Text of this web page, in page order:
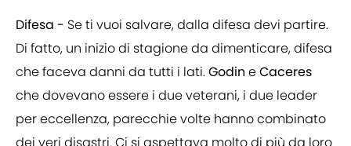
Difesa - Se ti vuoi salvare, dalla difesa devi partire.
Di fatto, un inizio di stagione da dimenticare, difesa
che faceva danni da tutti i lati.Godin eCaceres
che dovevano essere i due veterani, i due leader
per eccellenza, parecchie volte hanno combinato